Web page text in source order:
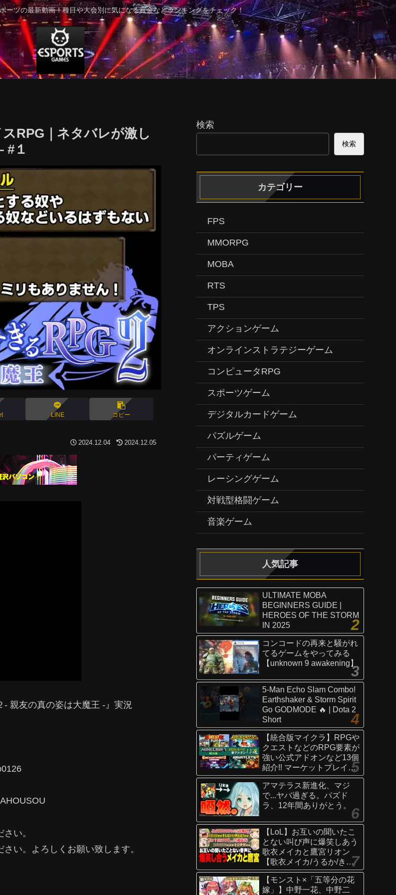
ーツの最新動画！種目や大会別に気になる賞金などランキングをチェック！
RPG｜ネタバレが激し
#１
LINE コピー
2024.12.04 2024.12.05
親友の真の姿は大魔王 -』実況
い。
い。よろしくお願い致します。
検索
検索
カテゴリー
FPS
MMORPG
MOBA
RTS
TPS
アクションゲーム
オンラインストラテジーゲーム
コンピュータRPG
スポーツゲーム
デジタルカードゲーム
パズルゲーム
パーティゲーム
レーシングゲーム
対戦型格闘ゲーム
音楽ゲーム
人気記事
ULTIMATE MOBA
BEGINNERS GUIDE |
HEROES OF THE STORM
IN 2025
コンコードの再来と騒がれ
てるゲームをやってみる
【unknown 9 awakening】
5-Man Echo Slam Combo!
Earthshaker & Storm Spirit
Go GODMODE 🔥 | Dota 2
Short
【統合版マイクラ】RPGや
クエストなどのRPG要素が
強い公式アドオンなど13個
紹介!! マーケットプレイス
情報
【Switch/Win10/PE/PS/Xb
ox】
アマテラス新進化、マジ
で...ヤバ過ぎる。パズド
ラ、12年間ありがとう。
【LoL】お互いの聞いたこ
とない叫び声に爆笑しあう
歌衣メイカと鷹宮リオン
【歌衣メイカ/うるか/きな
こ/ありさか/鷹宮リオン】
【モンスト×「五等分の花
嫁」】中野一花、中野二